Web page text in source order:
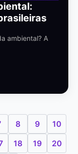
ambiental? A
8 9
10
18 19
20